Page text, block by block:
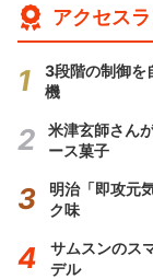
アクセス
3段階の制御
機
米津玄師さん
ース菓子
明治「即攻元
ク味
サムスンのス
デル